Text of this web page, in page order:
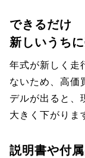
できるだけ
新しいうち
年式が新しく走
ないため、高価
デルが出ると、
大きく下がりま
説明書や付